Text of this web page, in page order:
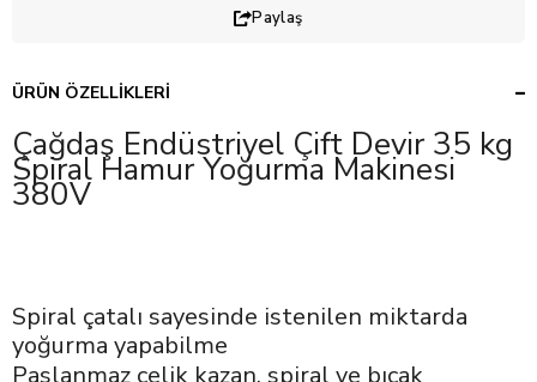
Paylaş
ÜRÜN ÖZELLIKLERI
Çağdaş Endüstriyel Çift Devir 35 kg
Spiral Hamur Yoğurma Makinesi
380V
Spiral çatalı sayesinde istenilen miktarda
yoğurma yapabilme